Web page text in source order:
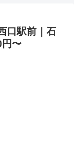
口駅前｜石
円〜